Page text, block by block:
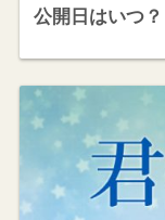
公開日はいつ？